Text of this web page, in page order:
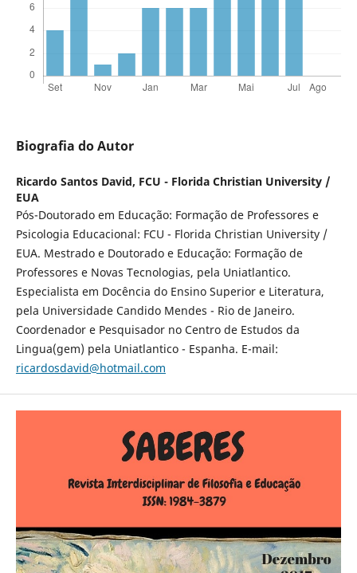
Biografia do Autor
Ricardo Santos David, FCU - Florida Christian University /
EUA
Pós-Doutorado em Educação: Formação de Professores e
Psicologia Educacional: FCU - Florida Christian University /
EUA. Mestrado e Doutorado e Educação: Formação de
Professores e Novas Tecnologias, pela Uniatlantico.
Especialista em Docência do Ensino Superior e Literatura,
pela Universidade Candido Mendes - Rio de Janeiro.
Coordenador e Pesquisador no Centro de Estudos da
Lingua(gem) pela Uniatlantico - Espanha. E-mail:
ricardosdavid@hotmail.com